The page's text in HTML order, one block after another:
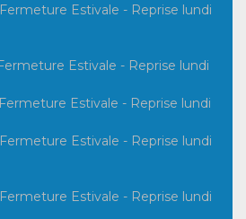
Estivale - Reprise lundi
Estivale - Reprise lundi
Estivale - Reprise lundi
Estivale - Reprise lundi
Estivale - Reprise lundi